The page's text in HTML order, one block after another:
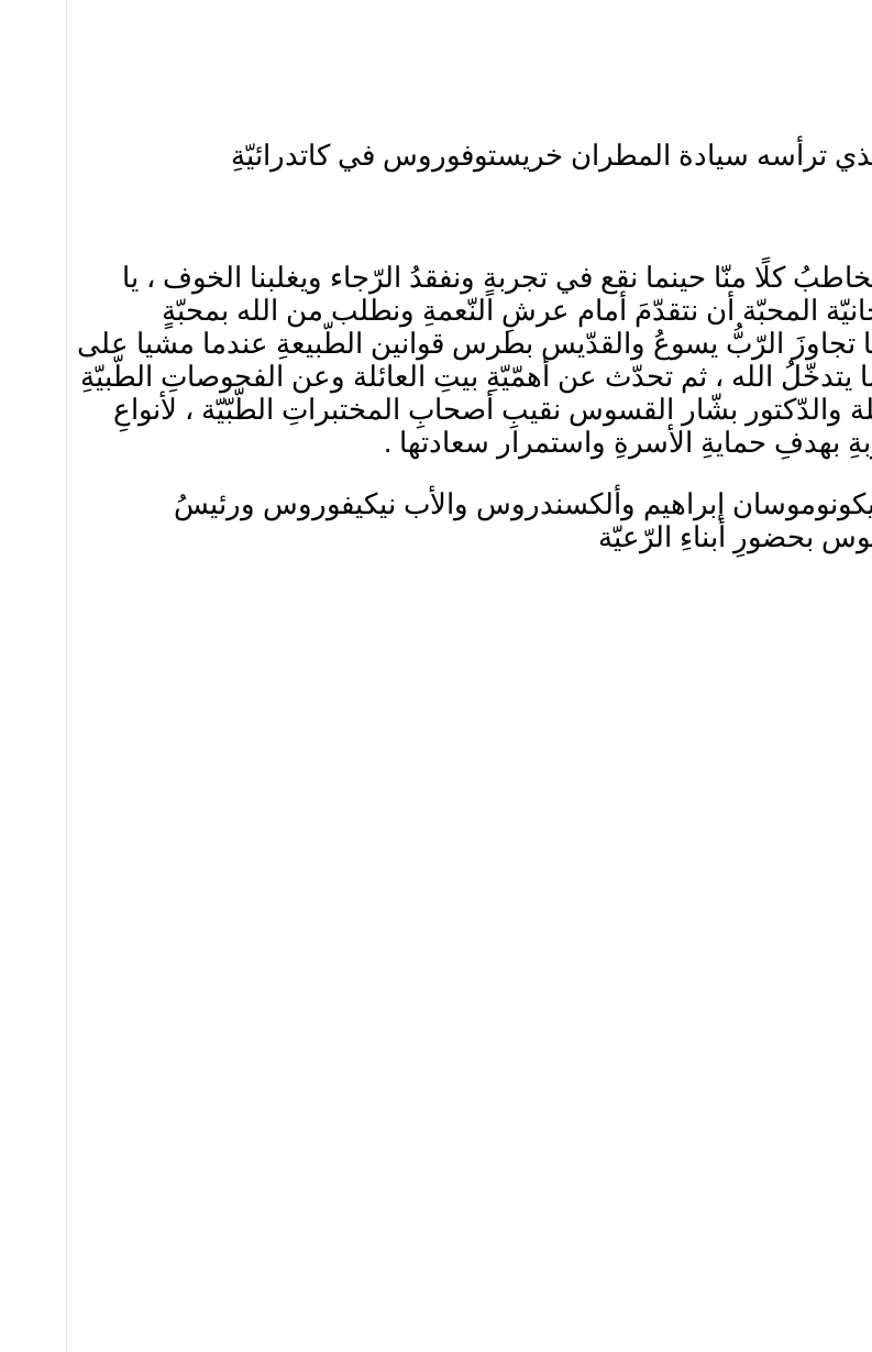
ترأسه سيادة المطران خريستوفوروس في كاتدرائيّةِ
كلًا منّا حينما نقع في تجربةٍ ونفقدُ الرّجاء ويغلبنا الخوف ، يا
المحبّة أن نتقدّمَ أمام عرشِ النّعمةِ ونطلب من الله بمحبّةٍ
الرّبُّ يسوعُ والقدّيس بطرس قوانين الطّبيعةِ عندما مشيا على
يتدخّلُ الله ، ثم تحدّث عن أهمّيّةِ بيتِ العائلة وعن الفحوصاتِ الطّبيّةِ
والدّكتور بشّار القسوس نقيبِ أصحابِ المختبراتِ الطّبّيّة ، لأنواعِ
بهدفِ حمايةِ الأسرةِ واستمرار سعادتها .
إبراهيم وألكسندروس والأب نيكيفوروس ورئيسُ
بحضورِ أبناءِ الرّعيّة